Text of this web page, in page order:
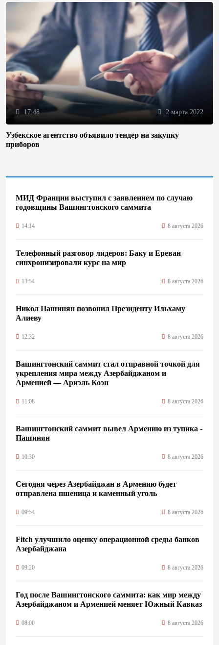
17:48 2 марта 2022
Узбекское агентство объявило тендер на закупку
приборов
МИД Франции выступил с заявлением по случаю
годовщины Вашингтонского саммита
14:14 8 августа 2026
Телефонный разговор лидеров: Баку и Ереван
синхронизировали курс на мир
13:54 8 августа 2026
Никол Пашинян позвонил Президенту Ильхаму
Алиеву
12:32 8 августа 2026
Вашингтонский саммит стал отправной точкой для
укрепления мира между Азербайджаном и
Арменией — Ариэль Коэн
11:08 8 августа 2026
Вашингтонский саммит вывел Армению из тупика -
Пашинян
10:30 8 августа 2026
Сегодня через Азербайджан в Армению будет
отправлена пшеница и каменный уголь
09:54 8 августа 2026
Fitch улучшило оценку операционной среды банков
Азербайджана
09:20 8 августа 2026
Год после Вашингтонского саммита: как мир между
Азербайджаном и Арменией меняет Южный Кавказ
08:00 8 августа 2026